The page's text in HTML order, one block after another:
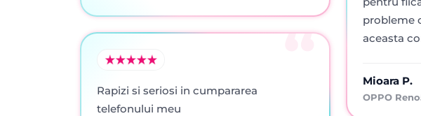
Rapizi si seriosi in cumpararea
telefonului meu
probleme
aceasta
Mioara P.
OPPO